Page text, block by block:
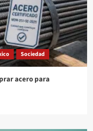
Sociedad
acero para